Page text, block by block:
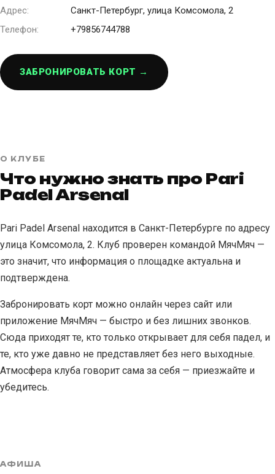
Адрес:
Санкт-Петербург, улица Комсомола, 2
Телефон:
+79856744788
ЗАБРОНИРОВАТЬ КОРТ →
О КЛУБЕ
Что нужно знать про Pari
Padel Arsenal
Pari Padel Arsenal находится в Санкт-Петербурге по адресу
улица Комсомола, 2. Клуб проверен командой МячМяч —
это значит, что информация о площадке актуальна и
подтверждена.
Забронировать корт можно онлайн через сайт или
приложение МячМяч — быстро и без лишних звонков.
Сюда приходят те, кто только открывает для себя падел, и
те, кто уже давно не представляет без него выходные.
Атмосфера клуба говорит сама за себя — приезжайте и
убедитесь.
АФИША